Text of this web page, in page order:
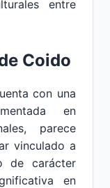
entre
Coido
con una
en
parece
vinculado a
de carácter
en